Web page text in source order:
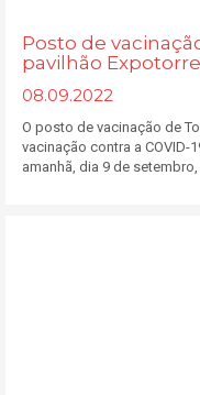
Posto de
pavilhão
08.09.2022
O posto de vacinação de
vacinação contra a COVID-
amanhã, dia 9 de